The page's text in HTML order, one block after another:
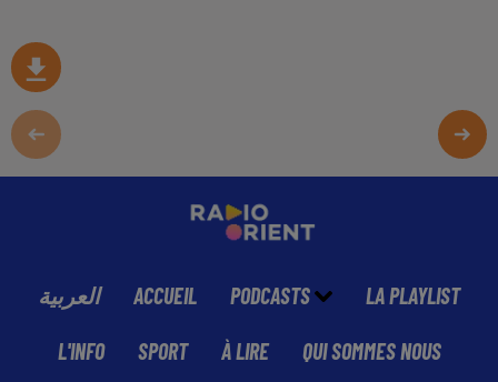
العربية ACCUEIL PODCASTS LA PLAYLIST
L'INFO SPORT À LIRE QUI SOMMES NOUS